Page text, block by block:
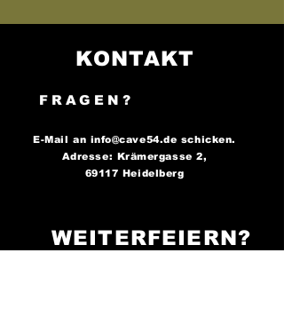
KONTAKT
FRAGEN?
E-Mail an info@cave54.de schicken.
Adresse: Krämergasse 2,
69117 Heidelberg
WEITERFEIERN?